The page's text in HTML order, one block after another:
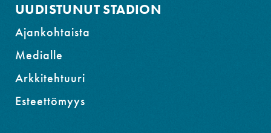
UUDISTUNUT STADION
Ajankohtaista
Medialle
Arkkitehtuuri
Esteettömyys